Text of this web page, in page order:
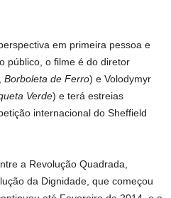
em primeira pessoa e
público, o filme é do diretor
Borboleta de Ferro) e Volodymyr
Verde) e terá estreias
internacional do Sheffield
a Revolução Quadrada,
da Dignidade, que começou